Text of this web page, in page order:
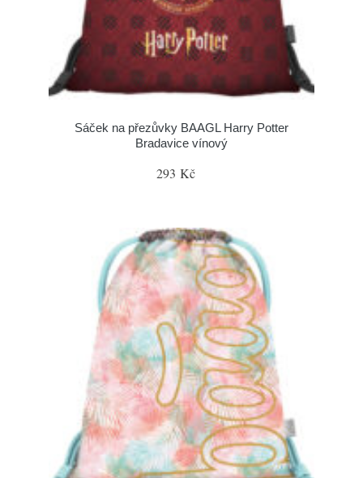
Sáček na přezůvky BAAGL Harry Potter
Bradavice vínový
293 Kč